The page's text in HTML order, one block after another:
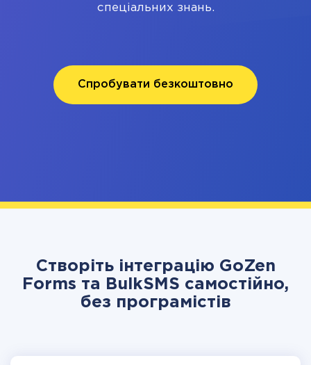
спеціальних знань.
Спробувати безкоштовно
Створіть інтеграцію GoZen
Forms та BulkSMS самостійно,
без програмістів